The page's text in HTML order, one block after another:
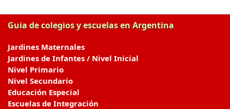
Guia de colegios y escuelas en Argentina
Jardines Maternales
Jardines de Infantes / Nivel Inicial
Nivel Primario
Nivel Secundario
Educación Especial
Escuelas de Integración